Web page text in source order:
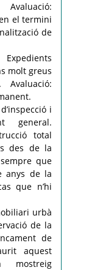
el termini
de
molt greus
i
general.
total
des de la
que
anys de la
que n’hi
urbà
de la
de
aquest
mostreig